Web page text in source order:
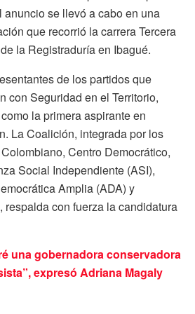
se llevó a cabo en una
que recorrió la carrera Tercera
la Registraduría en Ibagué.
de los partidos que
con Seguridad en el Territorio,
la primera aspirante en
La Coalición, integrada por los
Centro Democrático,
Social Independiente (ASI),
Amplia (ADA) y
con fuerza la candidatura
una gobernadora conservadora
expresó Adriana Magaly